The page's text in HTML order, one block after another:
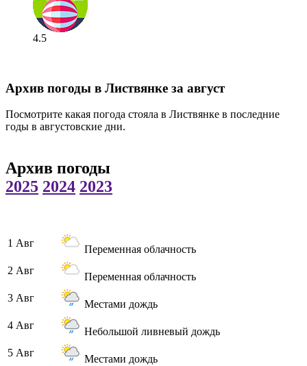
4.5
Архив погоды в Листвянке за август
Посмотрите какая погода стояла в Листвянке в последние
годы в августовские дни.
Архив погоды
2025 2024 2023
1 Авг
Переменная облачность
2 Авг
Переменная облачность
3 Авг
Местами дождь
4 Авг
Небольшой ливневый дождь
5 Авг
Местами дождь